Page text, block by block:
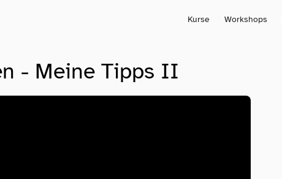
Kurse Workshops
- Meine Tipps II